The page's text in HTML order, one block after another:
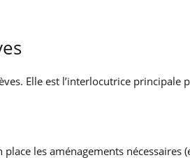
Elle est l’interlocutrice principale
les aménagements nécessaires